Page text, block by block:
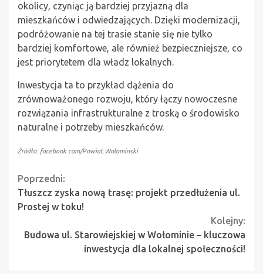
okolicy, czyniąc ją bardziej przyjazną dla
mieszkańców i odwiedzających. Dzięki modernizacji,
podróżowanie na tej trasie stanie się nie tylko
bardziej komfortowe, ale również bezpieczniejsze, co
jest priorytetem dla władz lokalnych.
Inwestycja ta to przykład dążenia do
zrównoważonego rozwoju, który łączy nowoczesne
rozwiązania infrastrukturalne z troską o środowisko
naturalne i potrzeby mieszkańców.
Źródło: facebook.com/Powiat.Wolominski
Continue
Reading
Poprzedni:
Tłuszcz zyska nową trasę: projekt przedłużenia ul.
Prostej w toku!
Kolejny:
Budowa ul. Starowiejskiej w Wołominie – kluczowa
inwestycja dla lokalnej społeczności!